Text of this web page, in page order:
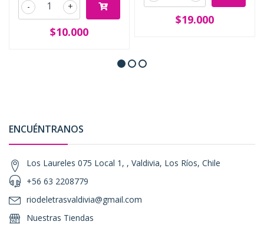
+
-
$10.000
$19.000
ENCUÉNTRANOS
Los Laureles 075 Local 1, , Valdivia, Los Ríos, Chile
+56 63 2208779
riodeletrasvaldivia@gmail.com
Nuestras Tiendas